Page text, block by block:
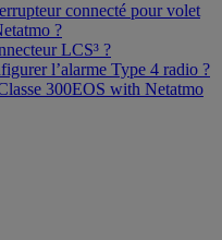
connecté pour volet
?
LCS³ ?
l’alarme Type 4 radio ?
300EOS with Netatmo